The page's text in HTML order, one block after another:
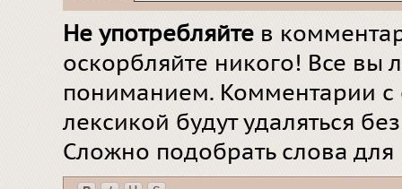
Не употребляйте в
оскорбляйте никого! Все вы
пониманием. Комментарии
лексикой будут удаляться
Сложно подобрать слова